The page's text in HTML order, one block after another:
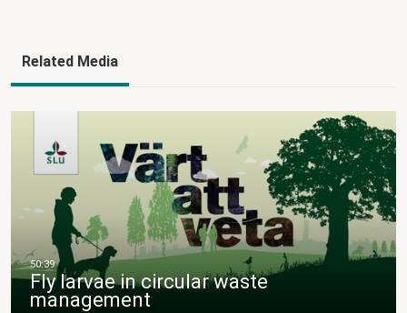
Related Media
Fly larvae in circular waste
management